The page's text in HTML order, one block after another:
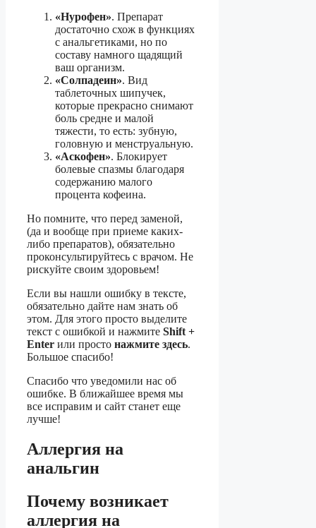
«Нурофен». Препарат
достаточно схож в функциях
с анальгетиками, но по
составу намного щадящий
ваш организм.
«Солпадеин». Вид
таблеточных шипучек,
которые прекрасно снимают
боль средне и малой
тяжести, то есть: зубную,
головную и менструальную.
«Аскофен». Блокирует
болевые спазмы благодаря
содержанию малого
процента кофеина.
Но помните, что перед заменой,
(да и вообще при приеме каких-
либо препаратов), обязательно
проконсультируйтесь с врачом. Не
рискуйте своим здоровьем!
Если вы нашли ошибку в тексте,
обязательно дайте нам знать об
этом. Для этого просто выделите
текст с ошибкой и нажмите Shift +
Enter или просто нажмите здесь.
Большое спасибо!
Спасибо что уведомили нас об
ошибке. В ближайшее время мы
все исправим и сайт станет еще
лучше!
Аллергия на
анальгин
Почему возникает
аллергия на